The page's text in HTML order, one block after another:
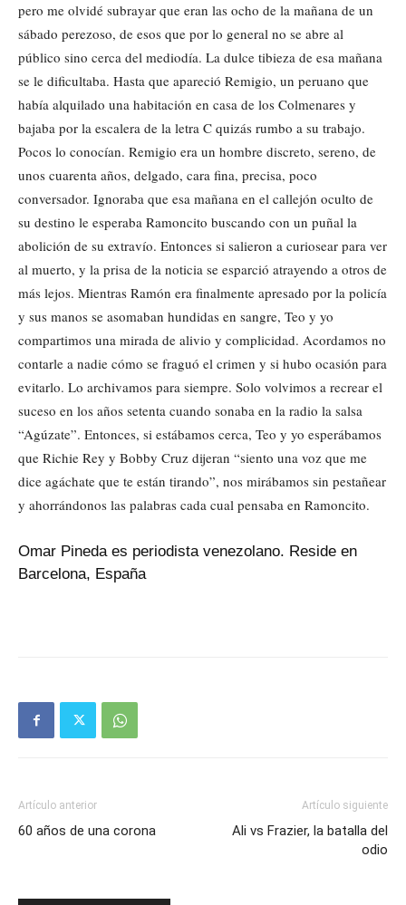
pero me olvidé subrayar que eran las ocho de la mañana de un
sábado perezoso, de esos que por lo general no se abre al
público sino cerca del mediodía. La dulce tibieza de esa mañana
se le dificultaba. Hasta que apareció Remigio, un peruano que
había alquilado una habitación en casa de los Colmenares y
bajaba por la escalera de la letra C quizás rumbo a su trabajo.
Pocos lo conocían. Remigio era un hombre discreto, sereno, de
unos cuarenta años, delgado, cara fina, precisa, poco
conversador. Ignoraba que esa mañana en el callejón oculto de
su destino le esperaba Ramoncito buscando con un puñal la
abolición de su extravío. Entonces si salieron a curiosear para ver
al muerto, y la prisa de la noticia se esparció atrayendo a otros de
más lejos. Mientras Ramón era finalmente apresado por la policía
y sus manos se asomaban hundidas en sangre, Teo y yo
compartimos una mirada de alivio y complicidad. Acordamos no
contarle a nadie cómo se fraguó el crimen y si hubo ocasión para
evitarlo. Lo archivamos para siempre. Solo volvimos a recrear el
suceso en los años setenta cuando sonaba en la radio la salsa
“Agúzate”. Entonces, si estábamos cerca, Teo y yo esperábamos
que Richie Rey y Bobby Cruz dijeran “siento una voz que me
dice agáchate que te están tirando”, nos mirábamos sin pestañear
y ahorrándonos las palabras cada cual pensaba en Ramoncito.
Omar Pineda es periodista venezolano. Reside en
Barcelona, España
Artículo anterior
60 años de una corona
Artículo siguiente
Ali vs Frazier, la batalla del
odio